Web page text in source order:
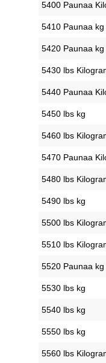
5400 Paunaa
5410 Paunaa kg
5420 Paunaa kg
5430 lbs
5440 Paunaa
5450 lbs kg
5460 lbs
5470 Paunaa
5480 lbs
5490 lbs kg
5500 lbs
5510 lbs
5520 Paunaa kg
5530 lbs kg
5540 lbs kg
5550 lbs kg
5560 lbs